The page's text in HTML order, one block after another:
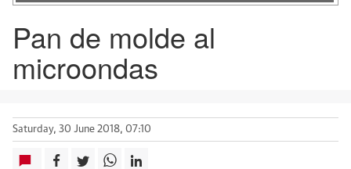
Pan de molde al
microondas
Saturday, 30 June 2018, 07:10